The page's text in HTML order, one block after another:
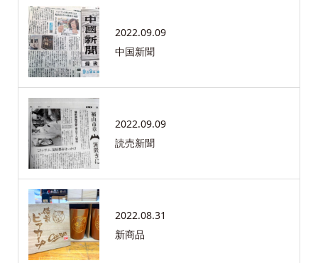
2022.09.09
中国新聞
2022.09.09
読売新聞
2022.08.31
新商品